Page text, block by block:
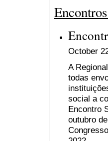
October
A
todas
social a
Encontro
outubro